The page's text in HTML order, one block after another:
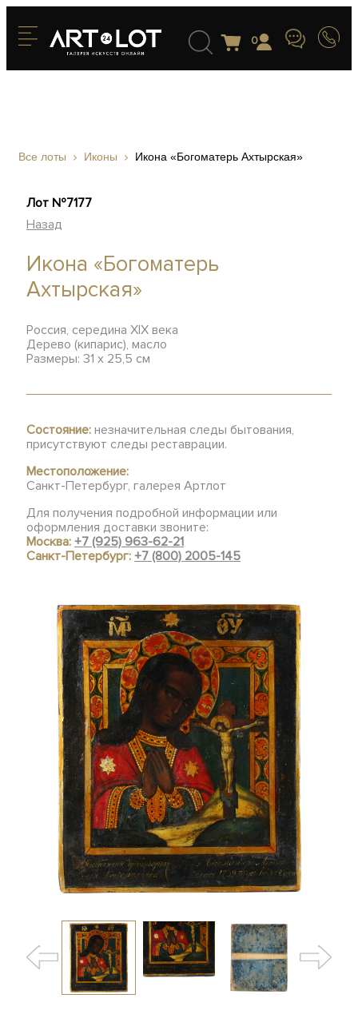
0
Все лоты Иконы Икона «Богоматерь Ахтырская»
Лот №7177
Назад
Икона «Богоматерь
Ахтырская»
Россия, середина XIX века
Дерево (кипарис), масло
Размеры: 31 х 25,5 см
Состояние: незначительная следы бытования,
присутствуют следы реставрации.
Местоположение:
Санкт-Петербург, галерея Артлот
Для получения подробной информации или
оформления доставки звоните:
Москва:+7 (925) 963-62-21
Санкт-Петербург:+7 (800) 2005-145